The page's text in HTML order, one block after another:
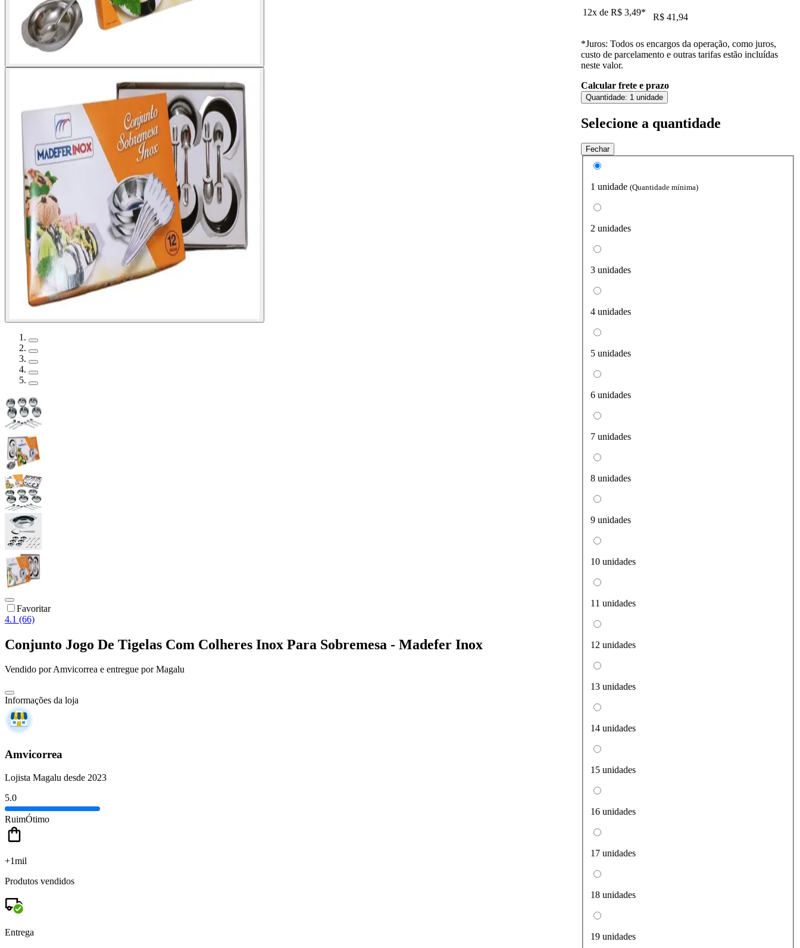
Favoritar
4.1 (66)
Conjunto Jogo De Tigelas Com Colheres Inox Para Sobremesa - Madefer Inox
Vendido porAmvicorrea e entregue por Magalu
Informações da loja
Amvicorrea
Lojista Magalu desde 2023
5.0
RuimÓtimo
+1mil
Produtos vendidos
Entrega
12x de R$ 3,49* R$ 41,94
*Juros: Todos os encargos da operação, como juros,
custo de parcelamento e outras tarifas estão incluídas
neste valor.
Calcular frete e prazo
Quantidade: 1 unidade
Selecione a quantidade
Fechar
1 unidade (Quantidade mínima)
2 unidades
3 unidades
4 unidades
5 unidades
6 unidades
7 unidades
8 unidades
9 unidades
10 unidades
11 unidades
12 unidades
13 unidades
14 unidades
15 unidades
16 unidades
17 unidades
18 unidades
19 unidades